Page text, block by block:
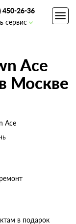
450-26-36
сервис
Ace
Москве
Ace
в подарок